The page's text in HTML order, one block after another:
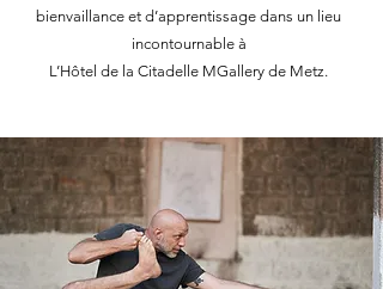
bienvaillance et d’apprentissage dans un lieu
incontournable à
L’Hôtel de la Citadelle MGallery de Metz.